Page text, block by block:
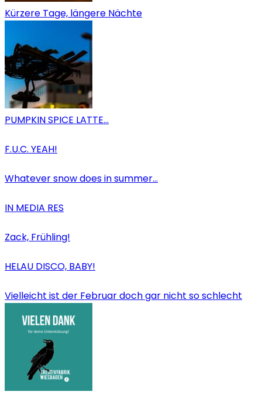
Kürzere Tage, längere Nächte
PUMPKIN SPICE LATTE…
F.U.C. YEAH!
Whatever snow does in summer…
IN MEDIA RES
Zack, Frühling!
HELAU DISCO, BABY!
Vielleicht ist der Februar doch gar nicht so schlecht